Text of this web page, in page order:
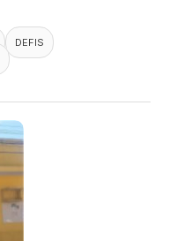
DEFIS